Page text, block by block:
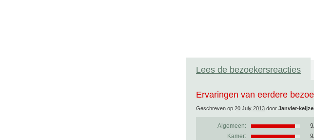
Lees de bezoekersreacties
Ervaringen van eerdere
Geschreven op 20 July 2013 door Janvier-
Algemeen: 9
Kamer: